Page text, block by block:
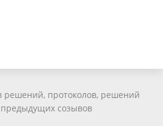
решений, протоколов, решений
предыдущих созывов